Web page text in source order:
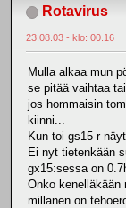
Rotavirus
23.08.03 - klo: 00.16
Mulla alkaa mun
se pitää vaihtaa
jos hommaisin
kiinni...
Kun toi gs15-r
Ei nyt tietenkään
gx15:sessa on
Onko kenelläkään
millanen on